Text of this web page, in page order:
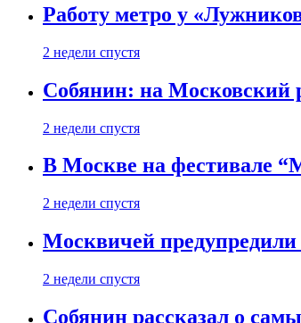
Работу метро у
2 недели спустя
Собянин: на Московский
2 недели спустя
В Москве на фестивале
2 недели спустя
Москвичей предупредили
2 недели спустя
Собянин рассказал о